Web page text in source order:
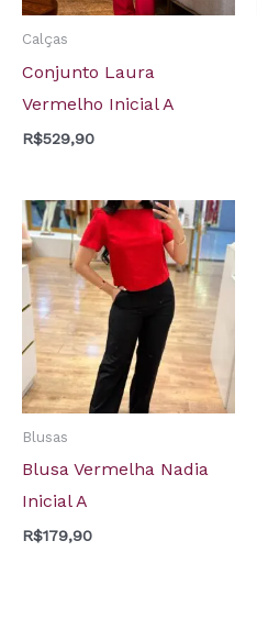
Calças
Conjunto Laura
Vermelho Inicial A
R$529,90
Blusas
Blusa Vermelha Nadia
Inicial A
R$179,90